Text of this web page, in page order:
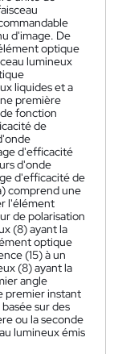
d'image. De
optique
lumineux
liquides et a
première
fonction
de
d'efficacité
d'onde
d'efficacité de
comprend une
l'élément
de polarisation
(8) ayant la
optique
(15) à un
(8) ayant la
angle
premier instant
sur des
ou la seconde
lumineux émis